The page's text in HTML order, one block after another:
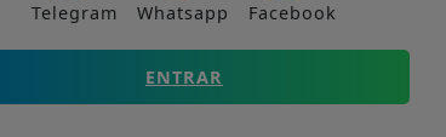
Telegram Whatsapp Facebook
ENTRAR